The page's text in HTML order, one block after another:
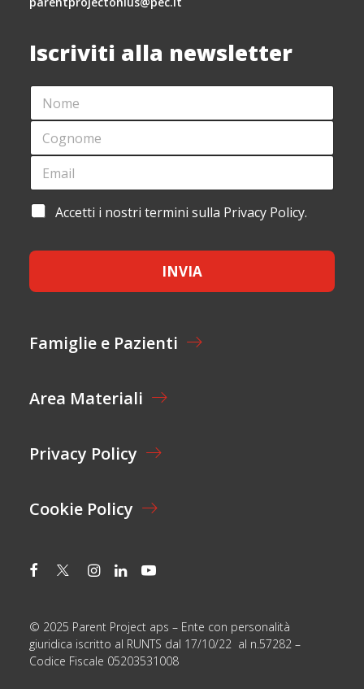
Iscriviti alla newsletter
N
M
*
C
G
O
E
*
C
C
E
T
I
E
N
E
E
A
I
L
A
E
T
O
*
Accetti i nostri termini sulla Privacy Policy.
INVIA
Famiglie e Pazienti
Area Materiali
Privacy Policy
Cookie Policy
© 2025 Parent Project aps – Ente con personalità
giuridica iscritto al RUNTS dal 17/10/22 al n.57282 –
Codice Fiscale 05203531008